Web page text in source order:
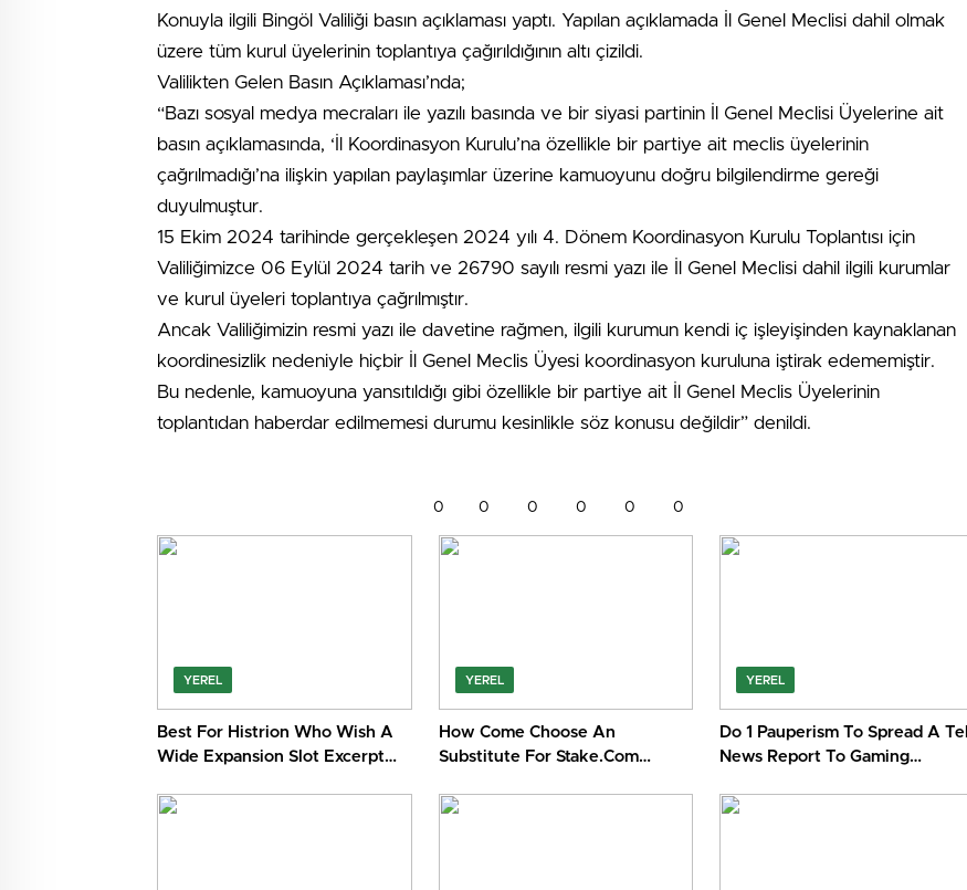
Konuyla ilgili Bingöl Valiliği basın açıklaması yaptı. Yapılan açıklamada İl Genel Meclisi dahil olmak
üzere tüm kurul üyelerinin toplantıya çağırıldığının altı çizildi.
Valilikten Gelen Basın Açıklaması’nda;
“Bazı sosyal medya mecraları ile yazılı basında ve bir siyasi partinin İl Genel Meclisi Üyelerine ait
basın açıklamasında, ‘İl Koordinasyon Kurulu’na özellikle bir partiye ait meclis üyelerinin
çağrılmadığı’na ilişkin yapılan paylaşımlar üzerine kamuoyunu doğru bilgilendirme gereği
duyulmuştur.
15 Ekim 2024 tarihinde gerçekleşen 2024 yılı 4. Dönem Koordinasyon Kurulu Toplantısı için
Valiliğimizce 06 Eylül 2024 tarih ve 26790 sayılı resmi yazı ile İl Genel Meclisi dahil ilgili kurumlar
ve kurul üyeleri toplantıya çağrılmıştır.
Ancak Valiliğimizin resmi yazı ile davetine rağmen, ilgili kurumun kendi iç işleyişinden kaynaklanan
koordinesizlik nedeniyle hiçbir İl Genel Meclis Üyesi koordinasyon kuruluna iştirak edememiştir.
Bu nedenle, kamuoyuna yansıtıldığı gibi özellikle bir partiye ait İl Genel Meclis Üyelerinin
toplantıdan haberdar edilmemesi durumu kesinlikle söz konusu değildir” denildi.
0 0 0 0 0 0
YEREL
Best For Histrion Who Wish A
Wide Expansion Slot Excerpt
Casino Ninewin · across the UK
YEREL
How Come Choose An
Substitute For Stake.Com
Australia Get Started Roospin
YEREL
Do 1 Pauperism To Spread A Tell
News Report To Gaming
for Real Casino Limiltless